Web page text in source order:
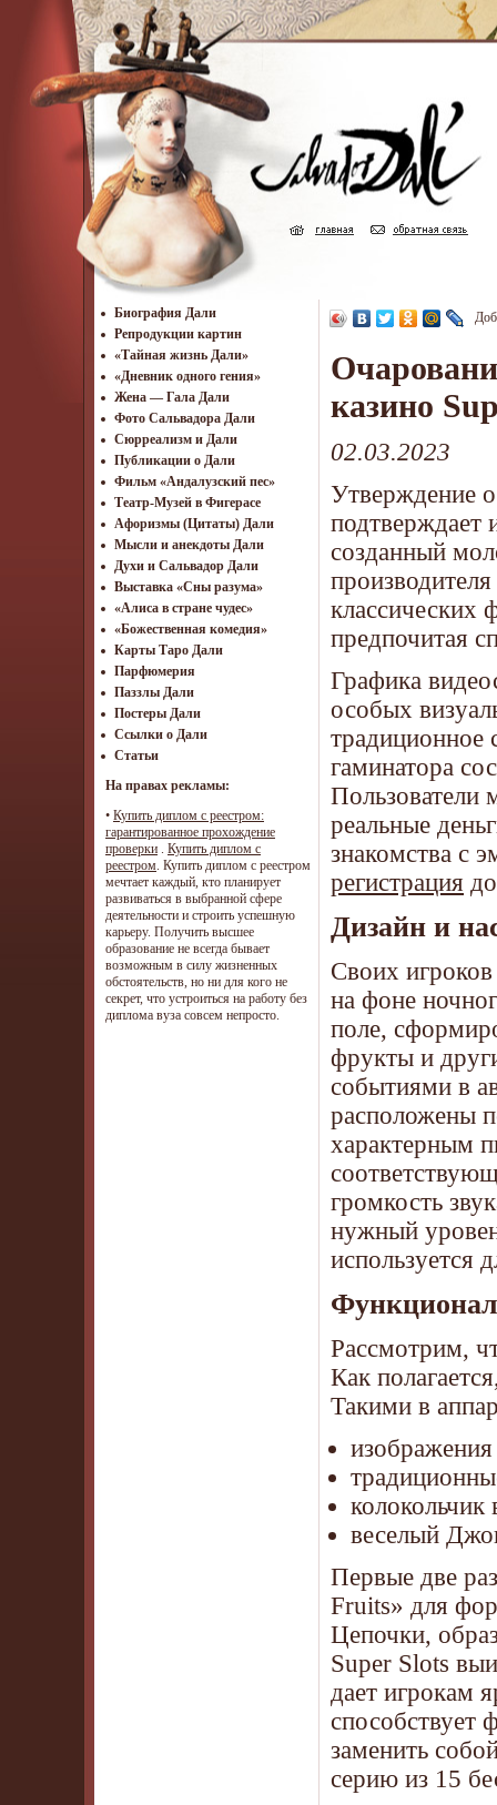
Биография Дали
Репродукции картин
«Тайная жизнь Дали»
«Дневник одного гения»
Жена — Гала Дали
Фото Сальвадора Дали
Cюрреализм и Дали
Публикации о Дали
Фильм «Андалузский пес»
Театр-Музей в Фигерасе
Афоризмы (Цитаты) Дали
Мысли и анекдоты Дали
Духи и Сальвадор Дали
Выставка «Сны разума»
«Алиса в стране чудес»
«Божественная комедия»
Карты Таро Дали
Парфюмерия
Паззлы Дали
Постеры Дали
Ссылки о Дали
Статьи
На правах рекламы:
• Купить диплом с реестром:
гарантированное прохождение
проверки . Купить диплом с
реестром. Купить диплом с реестром
мечтает каждый, кто планирует
развиваться в выбранной сфере
деятельности и строить успешную
карьеру. Получить высшее
образование не всегда бывает
возможным в силу жизненных
обстоятельств, но ни для кого не
секрет, что устроиться на работу без
диплома вуза совсем непросто.
казино
02.03.2023
Утверждение о
подтверждает
созданный
классических
предпочитая
Графика
особых
традиционное
гаминатора
Пользователи
реальные
знакомства с
регистрация
Дизайн и
Своих
на фоне
поле,
фрукты и
событиями в
расположены
характерным
громкость
нужный
используется
Рассмотрим,
Как
Такими в
колокольчик
веселый
Первые две
Fruits» для
Цепочки,
Super Slots
дает игрокам
способствует
заменить
серию из 15